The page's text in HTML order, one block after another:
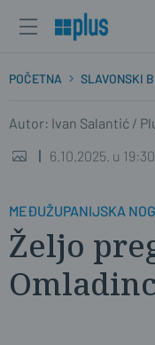
POČETNA SLAVONSKI
Autor: Ivan Salantić /
6.10.2025. u 19:30
MEĐUŽUPANIJSKA
Željo